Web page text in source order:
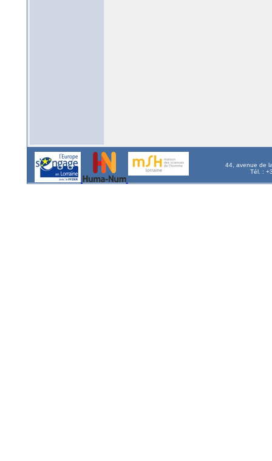
44, avenue de
Tél. :